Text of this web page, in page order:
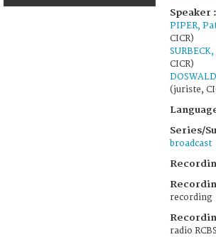
Speaker :
PIPER,
CICR)
CICR)
(juriste,
Series/
broadcast
recording
radio